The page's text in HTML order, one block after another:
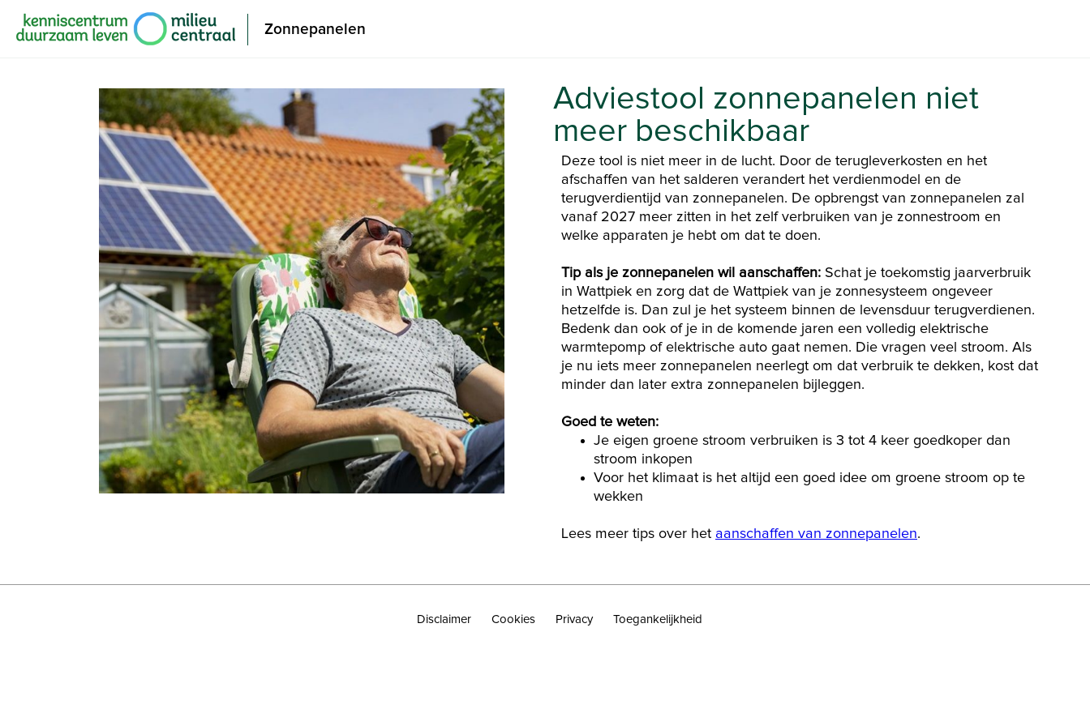
Zonnepanelen
Adviestool zonnepanelen niet
meer beschikbaar
Deze tool is niet meer in de lucht. Door de terugleverkosten en het
afschaffen van het salderen verandert het verdienmodel en de
terugverdientijd van zonnepanelen. De opbrengst van zonnepanelen zal
vanaf 2027 meer zitten in het zelf verbruiken van je zonnestroom en
welke apparaten je hebt om dat te doen.
Tip als je zonnepanelen wil aanschaffen: Schat je toekomstig jaarverbruik
in Wattpiek en zorg dat de Wattpiek van je zonnesysteem ongeveer
hetzelfde is. Dan zul je het systeem binnen de levensduur terugverdienen.
Bedenk dan ook of je in de komende jaren een volledig elektrische
warmtepomp of elektrische auto gaat nemen. Die vragen veel stroom. Als
je nu iets meer zonnepanelen neerlegt om dat verbruik te dekken, kost dat
minder dan later extra zonnepanelen bijleggen.
Goed te weten:
Je eigen groene stroom verbruiken is 3 tot 4 keer goedkoper dan
stroom inkopen
Voor het klimaat is het altijd een goed idee om groene stroom op te
wekken
Lees meer tips over het aanschaffen van zonnepanelen.
Disclaimer Cookies Privacy Toegankelijkheid